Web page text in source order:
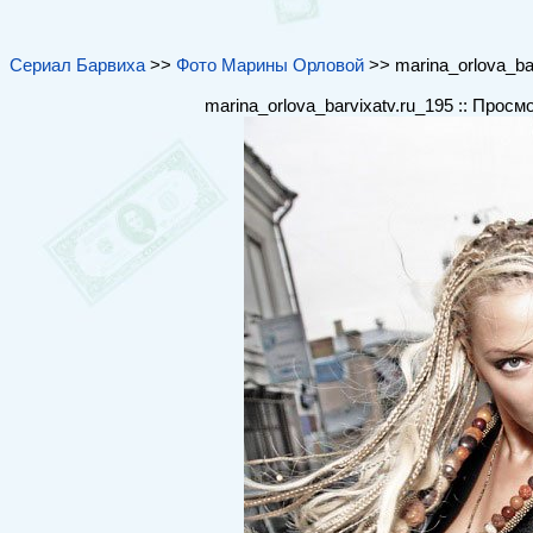
Сериал Барвиха >> Фото Марины Орловой >>
marina_orlova_barvixatv.ru_195 ::